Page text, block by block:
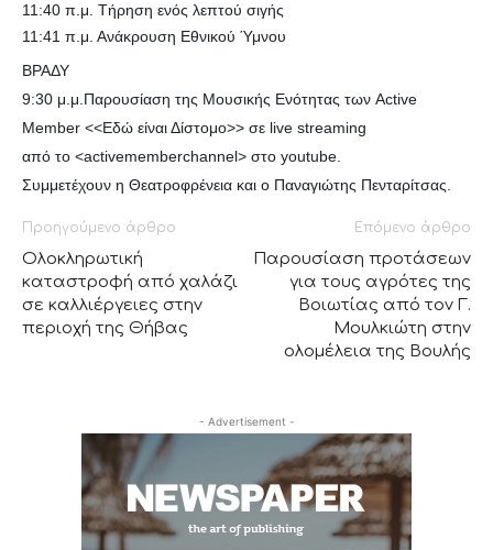
11:40 π.μ. Τήρηση ενός λεπτού σιγής
11:41 π.μ. Ανάκρουση Εθνικού Ύμνου
ΒΡΑΔΥ
9:30 μ.μ.Παρουσίαση της Μουσικής Ενότητας των Active
Member <<Εδώ είναι Δίστομο>> σε live streaming
από το <activememberchannel> στο youtube.
Συμμετέχουν η Θεατροφρένεια και ο Παναγιώτης Πενταρίτσας.
Προηγούμενο άρθρο
Ολοκληρωτική
καταστροφή από χαλάζι
σε καλλιέργειες στην
περιοχή της Θήβας
Επόμενο άρθρο
Παρουσίαση προτάσεων
για τους αγρότες της
Βοιωτίας από τον Γ.
Μουλκιώτη στην
ολομέλεια της Βουλής
- Advertisement -